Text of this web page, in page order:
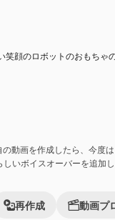
笑顔のロボットのおもちゃ
の動画を作成したら、今度は
しいボイスオーバーを追加
再作成 動画プ